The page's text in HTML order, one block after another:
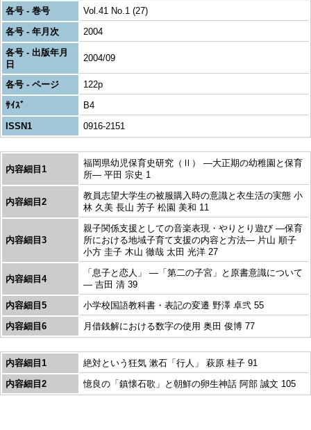
各号 - 巻号
Vol.41 No.1 (27)
各号 - 年月次
2004
各号 - 出版年月
日
2004/09
各号 - ページ
122p
ｻｲｽﾞ
B4
ISSN1
0916-2151
内容細目1
福岡県幼児保育史研究（Ⅱ） ―大正期の幼稚園と保育
所― 平田 宗史 1
内容細目2
教員志望大学生の被服購入時の意識と衣生活の実態 小
林 久美 長山 芳子 松園 美和 11
内容細目3
親子関係支援としての音楽表現・やりとり遊び ―保育
所における地域子育て支援の内容と方法― 片山 順子
小方 圭子 木山 徹哉 太田 光洋 27
内容細目4
「息子と恋人」 ―「第二の子宮」と原書意識について
― 吉田 清 39
内容細目5
小学校国語教科書・表記の変遷 野澤 卓弐 55
内容細目6
月借銭解における数字の使用 奥田 俊博 77
内容細目1
絶対という狂気 漱石「行人」 萩原 桂子 91
内容細目2
憶良の「鎮懐石歌」と朝鮮の卵生神話 阿部 誠文 105